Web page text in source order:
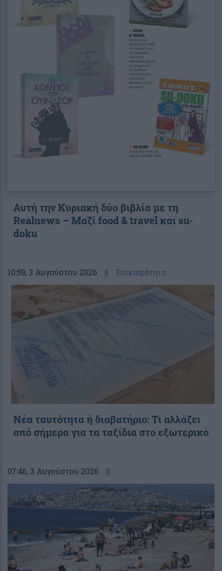
Αυτή την Κυριακή δύο βιβλία με τη
Realnews – Μαζί food & travel και su-
doku
10:59, 3 Αυγούστου 2026 || Επικαιρότητα
Νέα ταυτότητα ή διαβατήριο: Τι αλλάζει
από σήμερα για τα ταξίδια στο εξωτερικό
07:46, 3 Αυγούστου 2026 ||